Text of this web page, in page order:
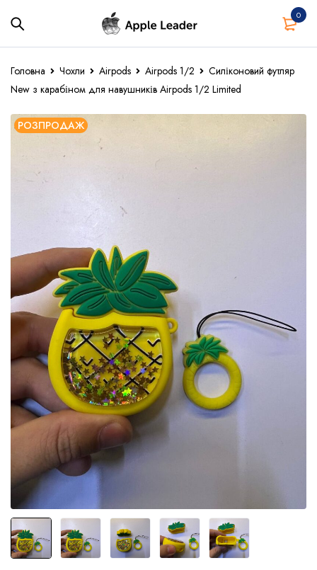
0
Головна Чохли Airpods Airpods 1/2
Силіконовий футляр
New з карабіном для навушників Airpods 1/2 Limited
РОЗПРОДАЖ